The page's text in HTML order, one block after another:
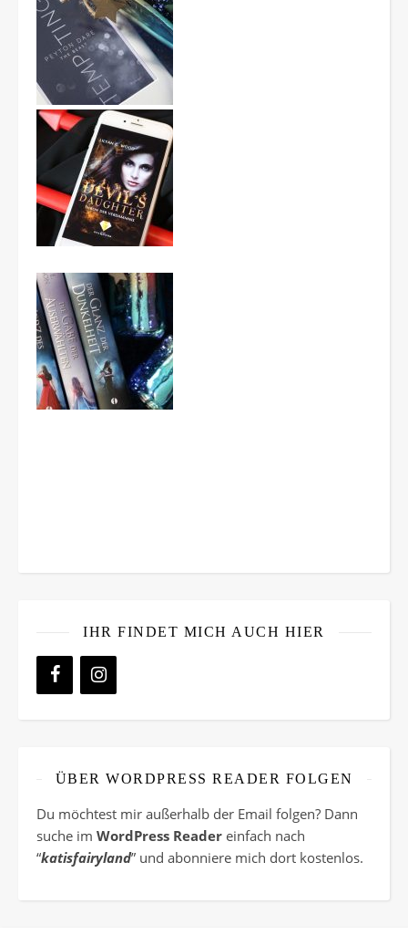
IHR FINDET MICH AUCH HIER
ÜBER WORDPRESS READER FOLGEN
Du möchtest mir außerhalb der Email folgen? Dann
suche im WordPress Reader einfach nach
“katisfairyland” und abonniere mich dort kostenlos.